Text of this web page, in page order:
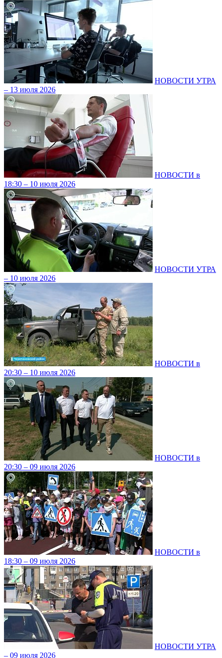
НОВОСТИ УТРА
– 13 июля 2026
НОВОСТИ в
18:30 – 10 июля 2026
НОВОСТИ УТРА
– 10 июля 2026
НОВОСТИ в
20:30 – 10 июля 2026
НОВОСТИ в
20:30 – 09 июля 2026
НОВОСТИ в
18:30 – 09 июля 2026
НОВОСТИ УТРА
– 09 июля 2026